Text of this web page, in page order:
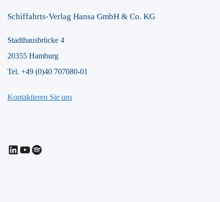
Schiffahrts-Verlag Hansa GmbH & Co. KG
Stadthausbrücke 4
20355 Hamburg
Tel. +49 (0)40 707080-01
Kontaktieren Sie uns
LinkedIn
YouTube
Spotify